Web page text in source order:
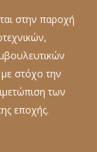
στην παροχή
με στόχο την
των
εποχής.